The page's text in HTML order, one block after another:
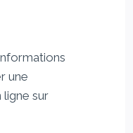
une
sur